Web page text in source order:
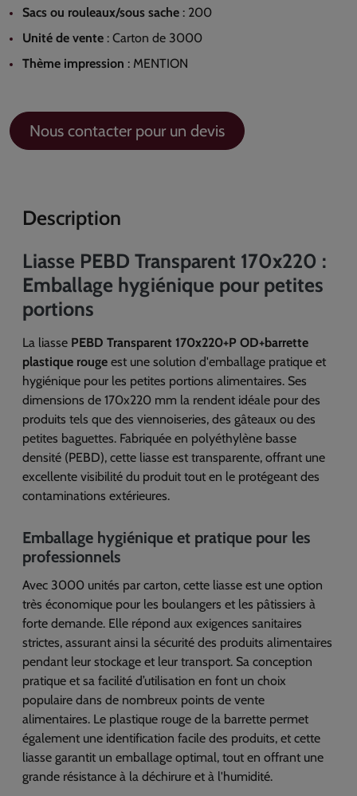
Sacs ou rouleaux/sous sache : 200
Unité de vente : Carton de 3000
Thème impression : MENTION
Nous contacter pour un devis
Description
Liasse PEBD Transparent 170x220 :
Emballage hygiénique pour petites
portions
La liasse PEBD Transparent 170x220+P OD+barrette
plastique rouge est une solution d'emballage pratique et
hygiénique pour les petites portions alimentaires. Ses
dimensions de 170x220 mm la rendent idéale pour des
produits tels que des viennoiseries, des gâteaux ou des
petites baguettes. Fabriquée en polyéthylène basse
densité (PEBD), cette liasse est transparente, offrant une
excellente visibilité du produit tout en le protégeant des
contaminations extérieures.
Emballage hygiénique et pratique pour les
professionnels
Avec 3000 unités par carton, cette liasse est une option
très économique pour les boulangers et les pâtissiers à
forte demande. Elle répond aux exigences sanitaires
strictes, assurant ainsi la sécurité des produits alimentaires
pendant leur stockage et leur transport. Sa conception
pratique et sa facilité d’utilisation en font un choix
populaire dans de nombreux points de vente
alimentaires. Le plastique rouge de la barrette permet
également une identification facile des produits, et cette
liasse garantit un emballage optimal, tout en offrant une
grande résistance à la déchirure et à l'humidité.